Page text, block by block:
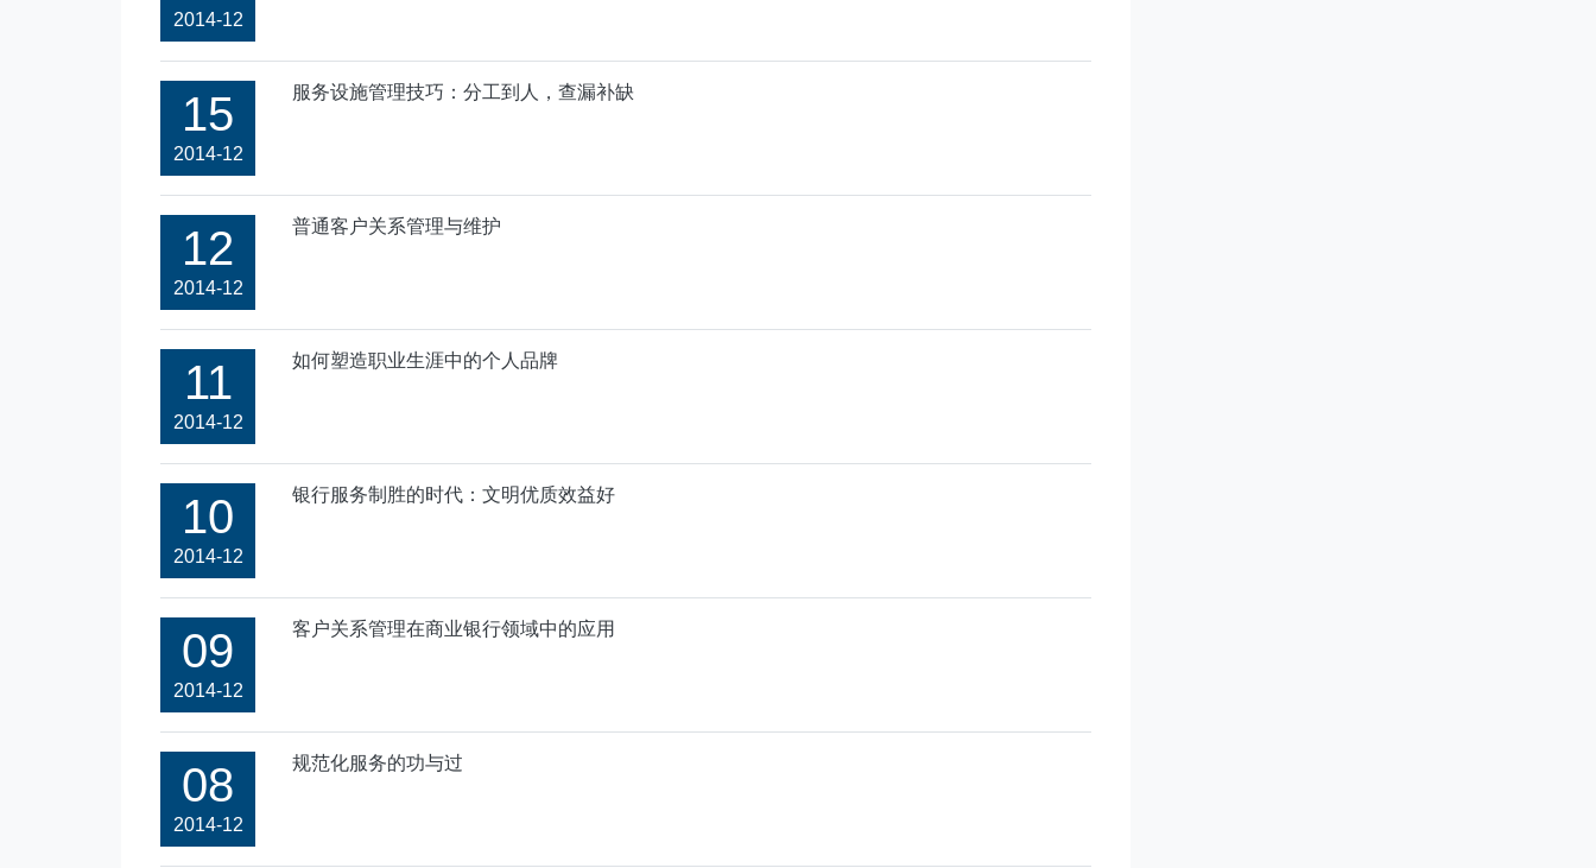
2014-12
15
2014-12
服务设施管理技巧：分工到人，查漏补缺
12
2014-12
普通客户关系管理与维护
11
2014-12
如何塑造职业生涯中的个人品牌
10
2014-12
银行服务制胜的时代：文明优质效益好
09
2014-12
客户关系管理在商业银行领域中的应用
08
2014-12
规范化服务的功与过